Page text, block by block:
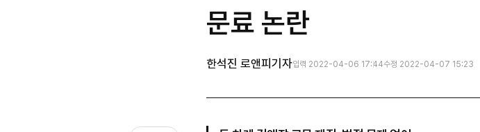
문료 논란
한석진 로앤피기자입력 2022-04-06 17:44수정 2022-04-07 15:23